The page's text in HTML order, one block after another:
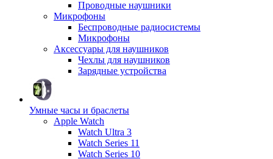
Проводные наушники
Микрофоны
Беспроводные радиосистемы
Микрофоны
Аксессуары для наушников
Чехлы для наушников
Зарядные устройства
Умные часы и браслеты
Apple Watch
Watch Ultra 3
Watch Series 11
Watch Series 10